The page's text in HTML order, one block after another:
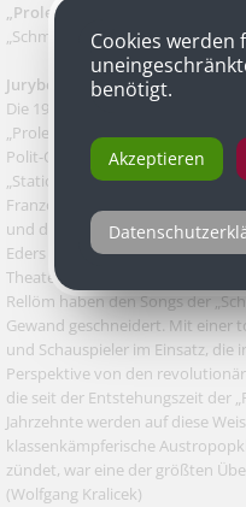
„Proletenpassion 2015 ff.“
„Schmetterlingen“, inszeniert von
Jurybegründung
Die 1976 in der bald darauf
„Proletenpassion“ von Heinz R.
Polit-Oratorium, das die
„Stationen“ werden nach streng
Französische Revolution, die
und der Faschismus
Eders Neuinszenierung im Werk
Theateraufführung; die Musiker
Rellöm haben den Songs der
Gewand geschneidert. Mit einer
und Schauspieler im Einsatz,
Perspektive von den
die seit der Entstehungszeit der
Jahrzehnte werden auf diese
klassenkämpferische
zündet, war eine der größten
(Wolfgang Kralicek)
Cookies werden
benötigt.
Akzeptieren